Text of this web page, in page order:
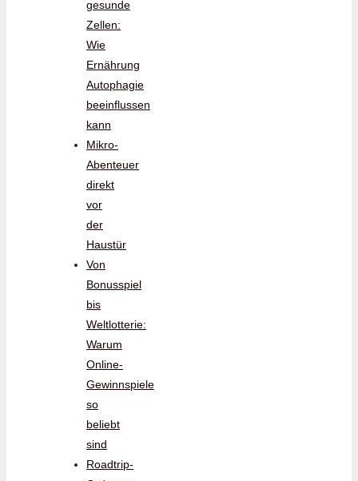
gesunde
Zellen:
Wie
Ernährung
Autophagie
beeinflussen
kann
Mikro-
Abenteuer
direkt
vor
der
Haustür
Von
Bonusspiel
bis
Weltlotterie:
Warum
Online-
Gewinnspiele
so
beliebt
sind
Roadtrip-